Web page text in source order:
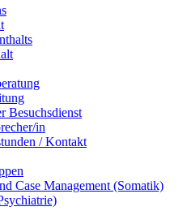
Besuchsdienst
in
/ Kontakt
Case Management (Somatik)